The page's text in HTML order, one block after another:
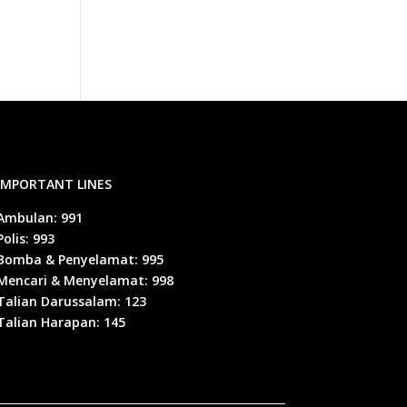
LINES
991
993
& Penyelamat: 995
& Menyelamat: 998
Darussalam: 123
Harapan: 145